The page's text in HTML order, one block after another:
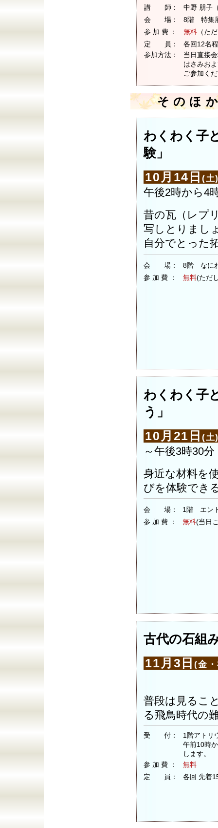
講 師：
中野 朋子
会 場：
8階 特集
参 加 費 ：
無料（た
定 員：
各回12名
参加方法：
当日直接
はさみお
ご参加く
そのほ
わくわく子
験」
10月14日 (土
午後2時から4
昔の瓦（レプ
写しとりまし
自分でとった
会 場：
8階 なに
参 加 費 ：
無料(ただ
わくわく子
う」
10月21日 (土
～午後3時30分
身近な材料を
びを体験でき
会 場：
1階 エン
参 加 費 ：
無料(当日
古代の石組
11月3日(金
普段は見るこ
る飛鳥時代の
受 付：
1階アトリ
午前10時
します。
参 加 費 ：
無料
定 員：
各回 先着